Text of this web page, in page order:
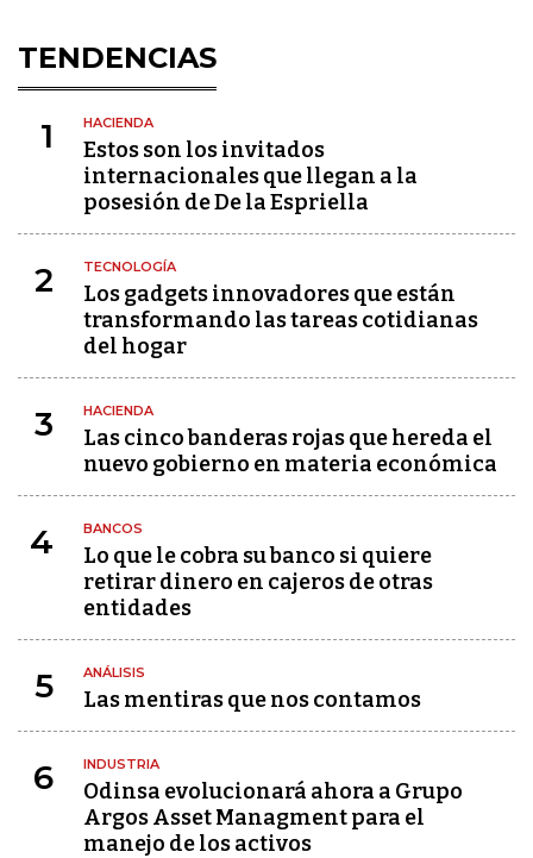
TENDENCIAS
1 HACIENDA
Estos son los invitados
internacionales que llegan a la
posesión de De la Espriella
2 TECNOLOGÍA
Los gadgets innovadores que están
transformando las tareas cotidianas
del hogar
3 HACIENDA
Las cinco banderas rojas que hereda el
nuevo gobierno en materia económica
4 BANCOS
Lo que le cobra su banco si quiere
retirar dinero en cajeros de otras
entidades
5 ANÁLISIS
Las mentiras que nos contamos
6 INDUSTRIA
Odinsa evolucionará ahora a Grupo
Argos Asset Managment para el
manejo de los activos